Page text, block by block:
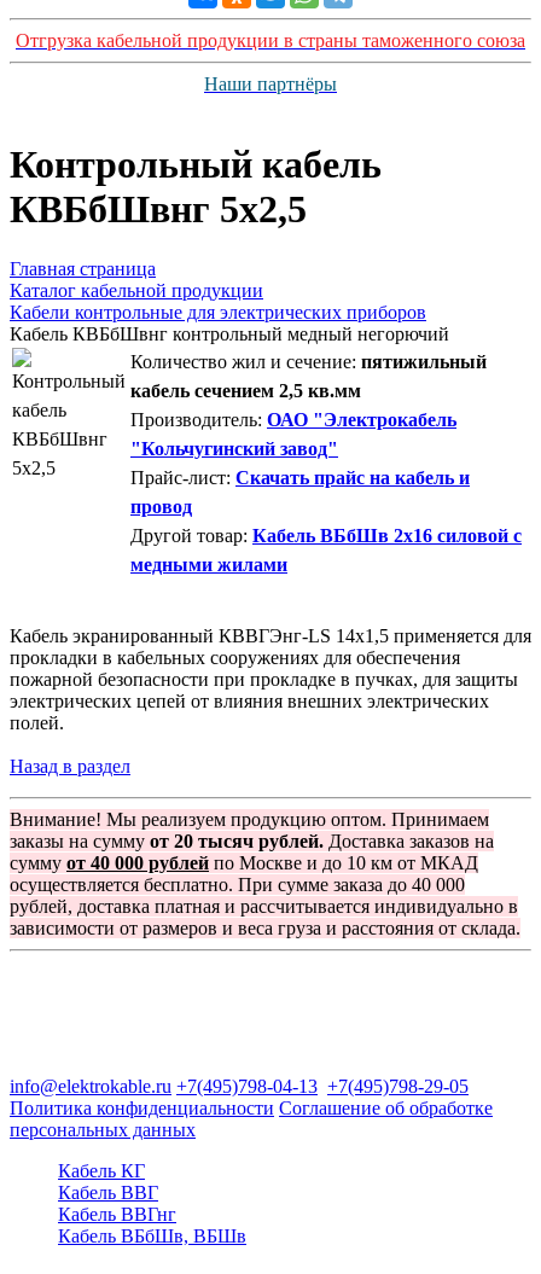
Отгрузка кабельной продукции в страны таможенного союза
Наши партнёры
Контрольный кабель
КВБбШвнг 5х2,5
Главная страница
Каталог кабельной продукции
Кабели контрольные для электрических приборов
Кабель КВБбШвнг контрольный медный негорючий
Количество жил и сечение: пятижильный
кабель сечением 2,5 кв.мм
Производитель: ОАО "Электрокабель
"Кольчугинский завод"
Прайс-лист: Скачать прайс на кабель и
провод
Другой товар: Кабель ВБбШв 2х16 силовой с
медными жилами
Кабель экранированный КВВГЭнг-LS 14х1,5 применяется для
прокладки в кабельных сооружениях для обеспечения
пожарной безопасности при прокладке в пучках, для защиты
электрических цепей от влияния внешних электрических
полей.
Назад в раздел
Внимание! Мы реализуем продукцию оптом. Принимаем
заказы на сумму от 20 тысяч рублей. Доставка заказов на
сумму от 40 000 рублей по Москве и до 10 км от МКАД
осуществляется бесплатно. При сумме заказа до 40 000
рублей, доставка платная и рассчитывается индивидуально в
зависимости от размеров и веса груза и расстояния от склада.
info@elektrokable.ru +7(495)798-04-13 +7(495)798-29-05
Политика конфиденциальности Соглашение об обработке
персональных данных
Кабель КГ
Кабель ВВГ
Кабель ВВГнг
Кабель ВБбШв, ВБШв